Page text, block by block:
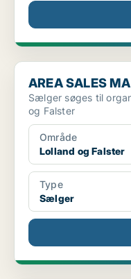
AREA SALES MANAGER
AREA SALES
Sælger søges til
og Falster
Område
Lolland og Falster
Type
Sælger